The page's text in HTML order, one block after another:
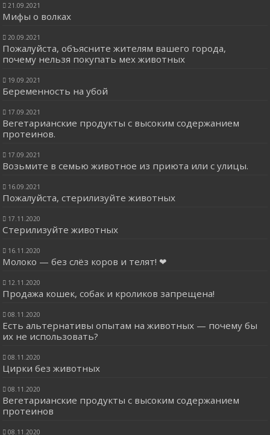
21.09.2021
Мифы о волках
20.09.2021
Пожалуйста, объясните жителям вашего города,
почему нельзя покупать мех животных
19.09.2021
Беременность на убой
17.09.2021
Вегетарианские продукты с высоким содержанием
протеинов.
17.09.2021
Возьмите в семью животное из приюта или с улицы.
16.09.2021
Пожалуйста, стерилизуйте животных
17.11.2020
Стерилизуйте животных
16.11.2020
Молоко — без слёз коров и телят! ❤
12.11.2020
Продажа кошек, собак и кроликов запрещена!
08.11.2020
Есть альтернативы опытам на животных — почему бы
их не использовать?
08.11.2020
Цирки без животных
08.11.2020
Вегетарианские продукты с высоким содержанием
протеинов
08.11.2020